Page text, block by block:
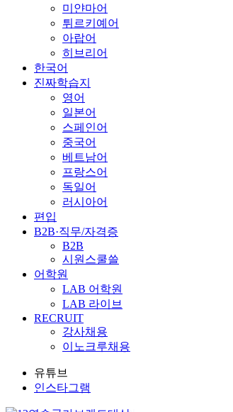
미얀마어
튀르키예어
아랍어
히브리어
한국어
진짜학습지
영어
일본어
스페인어
중국어
베트남어
프랑스어
독일어
러시아어
편입
B2B·직무/자격증
B2B
시원스쿨쓸
어학원
LAB 어학원
LAB 라이브
RECRUIT
강사채용
이노크루채용
유튜브
인스타그램